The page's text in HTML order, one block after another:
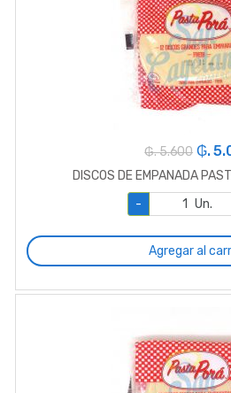
₲. 5.600 ₲.
DISCOS DE EMPANADA
-
Un.
Agregar al